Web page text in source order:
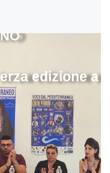
edizione a